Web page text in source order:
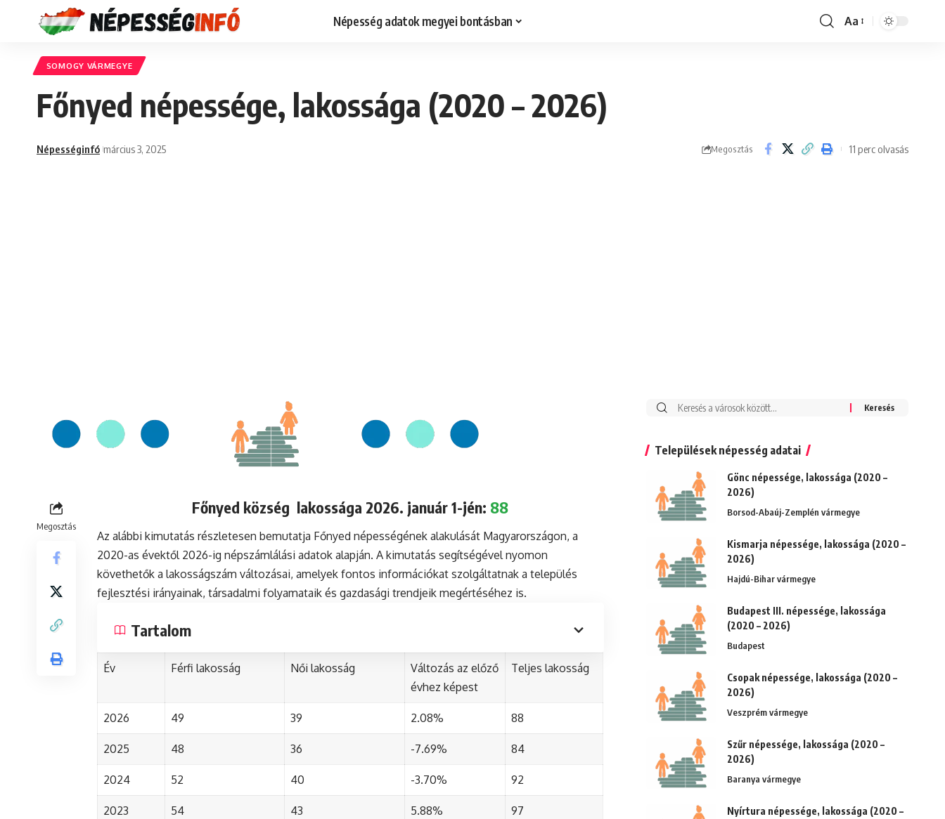
Népesség adatok megyei bontásban
Font
Aa
SOMOGY VÁRMEGYE
Főnyed népessége, lakossága (2020 – 2026)
Népességinfó március 3, 2025 Megosztás 11 perc olvasás
Megosztás
Főnyed község lakossága 2026. január 1-jén: 88
Az alábbi kimutatás részletesen bemutatja Főnyed népességének alakulását Magyarországon, a
2020-as évektől 2026-ig népszámlálási adatok alapján. A kimutatás segítségével nyomon
követhetők a lakosságszám változásai, amelyek fontos információkat szolgáltatnak a település
fejlesztési irányainak, társadalmi folyamataik és gazdasági trendjeik megértéséhez is.
Tartalom
Év Férfi lakosság Női lakosság
Változás az előző
évhez képest
Teljes lakosság
2026 49 39 2.08% 88
2025 48 36 -7.69% 84
2024 52 40 -3.70% 92
2023 54 43 5.88% 97
Keresés:
Települések népesség adatai
Gönc népessége, lakossága (2020 –
2026)
Borsod-Abaúj-Zemplén vármegye
Kismarja népessége, lakossága (2020 –
2026)
Hajdú-Bihar vármegye
Budapest III. népessége, lakossága
(2020 – 2026)
Budapest
Csopak népessége, lakossága (2020 –
2026)
Veszprém vármegye
Szűr népessége, lakossága (2020 –
2026)
Baranya vármegye
Nyírtura népessége, lakossága (2020 –